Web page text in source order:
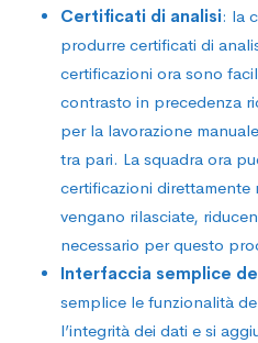
Certificati di analisi: la
produrre certificati di
certificazioni ora sono
contrasto in precedenza
per la lavorazione
tra pari. La squadra ora
certificazioni
vengano rilasciate,
necessario per questo
Interfaccia semplice
semplice le funzionalità
l’integrità dei dati e si